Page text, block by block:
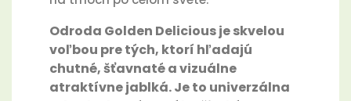
Odroda Golden Delicious je skvelou
voľbou pre tých, ktorí hľadajú
chutné, šťavnaté a vizuálne
atraktívne jablká. Je to univerzálna